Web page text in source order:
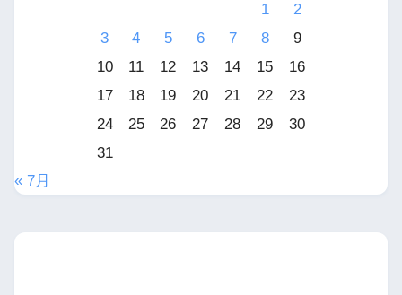
1
2
3
4 5 6 7 8
9
10
11 12 13 14 15
16
17
18 19 20 21 22
23
24
25 26 27 28 29
30
31
« 7月